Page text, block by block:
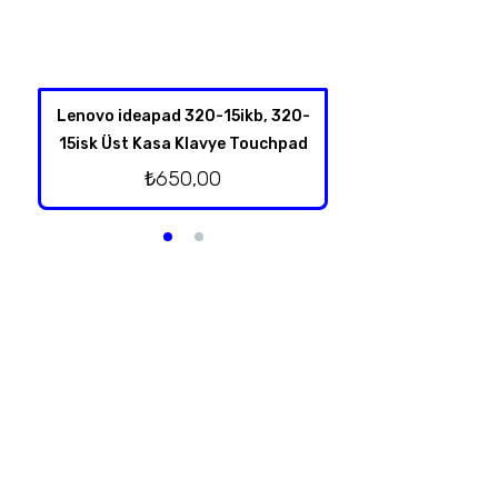
Lenovo ideapad 320-15ikb, 320-
15isk Üst Kasa Klavye Touchpad
₺650,00